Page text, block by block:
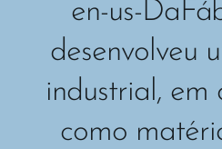
en-us-
desenvolveu
industrial, em
como